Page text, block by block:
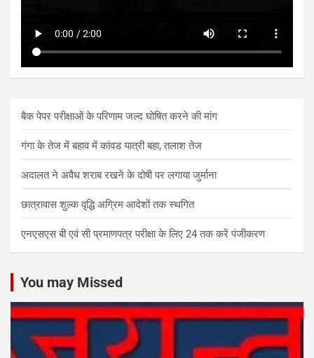
बैक पेपर परीक्षाओं के परिणाम जल्द घोषित करने की मांग
गंगा के तेज में बहाव में कांवड यात्री बहा, तलाश तेज
अदालत ने अवैध शराब रखने के दोषी पर लगाया जुर्माना
छात्रावास शुल्क वृद्धि अग्रिम आदेशों तक स्थगित
एनएसएस बी एवं सी प्रमाणपत्र परीक्षा के लिए 24 तक करें पंजीकरण
You may Missed